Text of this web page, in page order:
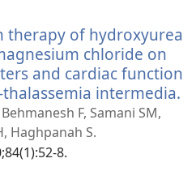
視
窗）
therapy of hydroxyurea
chloride on
and cardiac function
intermedia.
F, Samani SM,
Haghpanah S.
8.